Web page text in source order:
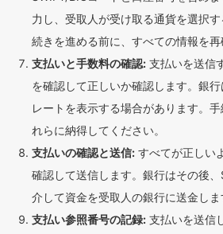
力し、受取人が受け取る通貨を選択
続きを進める前に、すべての情報を再
支払いと手数料の確認: 支払いを送信
を確認して正しいか確認します。銀
レートを表示する場合があります。
れらに納得してください。
支払いの確認と送信: すべてが正しい
確認して送信します。銀行はその後
介して資金を受取人の銀行に送金しま
支払い参照番号の記録: 支払いを送信